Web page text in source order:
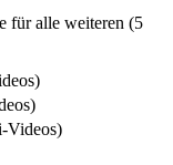
für alle weiteren (5
Videos)